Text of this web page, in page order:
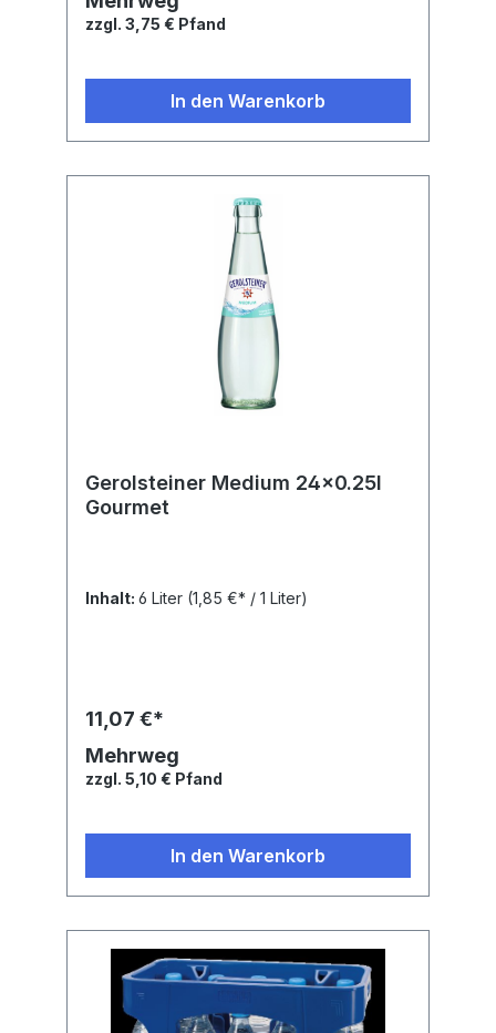
zzgl. 3,75 € Pfand
In den Warenkorb
Gerolsteiner Medium 24x0.25l
Gourmet
Inhalt: 6 Liter (1,85 €* / 1 Liter)
11,07 €*
Mehrweg
zzgl. 5,10 € Pfand
In den Warenkorb